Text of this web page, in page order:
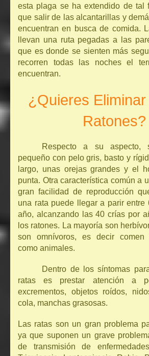
esta plaga se ha extendido de tal
que salir de las alcantarillas y
encuentran en busca de comida.
llevan una ruta pegadas a las
que es donde se sienten más
recorren todas las noches el
encuentran.
¿Quieres
Ratones?
Respecto a su aspecto,
pequeño con pelo gris, basto y
largo, unas orejas grandes y el
punta. Otra característica común a
gran facilidad de reproducción
una rata puede llegar a parir entre
año, alcanzando las 40 crías por
los ratones. La mayoría son
son omnívoros, es decir comen
como animales.
Dentro de los síntomas
ratas es prestar atención a
excrementos, objetos roídos,
cola, manchas grasosas.
Las ratas son un gran problema
ya que suponen un grave
de transmisión de